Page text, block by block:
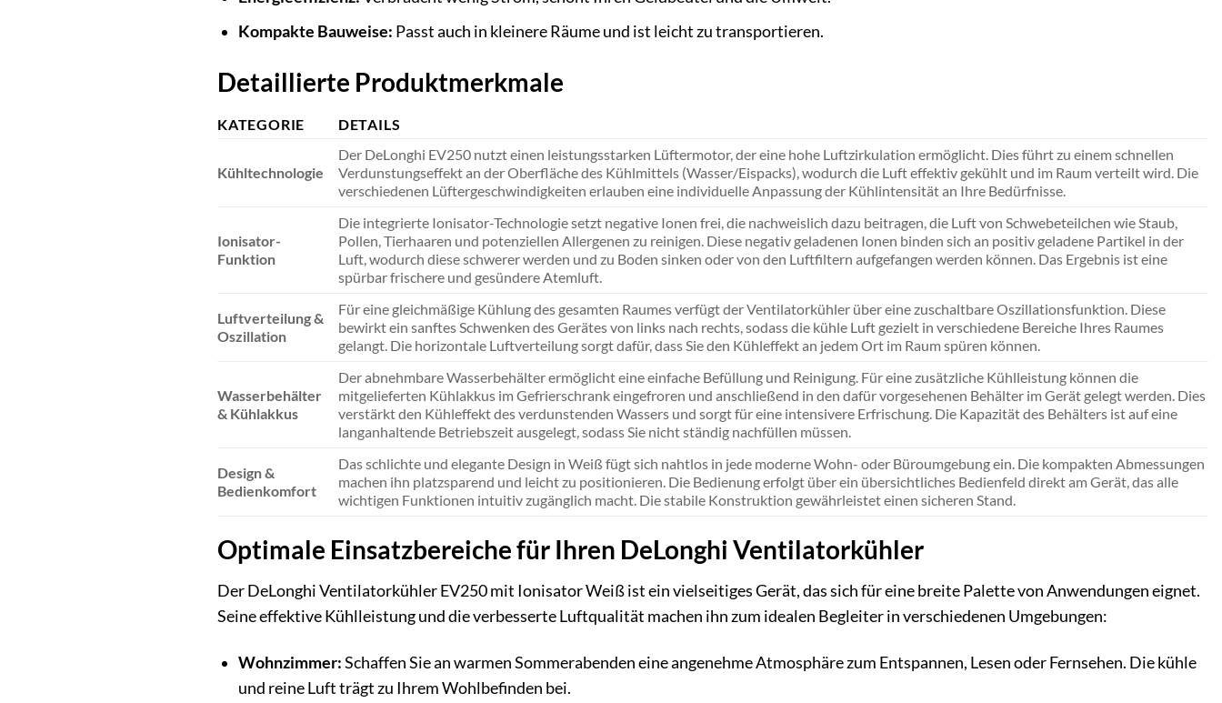
Kompakte Bauweise: Passt auch in kleinere Räume und ist leicht zu transportieren.
Detaillierte Produktmerkmale
KATEGORIE DETAILS
Kühltechnologie
Der DeLonghi EV250 nutzt einen leistungsstarken Lüftermotor, der eine hohe Luftzirkulation ermöglicht. Dies führt zu einem schnellen
Verdunstungseffekt an der Oberfläche des Kühlmittels (Wasser/Eispacks), wodurch die Luft effektiv gekühlt und im Raum verteilt wird. Die
verschiedenen Lüftergeschwindigkeiten erlauben eine individuelle Anpassung der Kühlintensität an Ihre Bedürfnisse.
Ionisator-
Funktion
Die integrierte Ionisator-Technologie setzt negative Ionen frei, die nachweislich dazu beitragen, die Luft von Schwebeteilchen wie Staub,
Pollen, Tierhaaren und potenziellen Allergenen zu reinigen. Diese negativ geladenen Ionen binden sich an positiv geladene Partikel in der
Luft, wodurch diese schwerer werden und zu Boden sinken oder von den Luftfiltern aufgefangen werden können. Das Ergebnis ist eine
spürbar frischere und gesündere Atemluft.
Luftverteilung &
Oszillation
Für eine gleichmäßige Kühlung des gesamten Raumes verfügt der Ventilatorkühler über eine zuschaltbare Oszillationsfunktion. Diese
bewirkt ein sanftes Schwenken des Gerätes von links nach rechts, sodass die kühle Luft gezielt in verschiedene Bereiche Ihres Raumes
gelangt. Die horizontale Luftverteilung sorgt dafür, dass Sie den Kühleffekt an jedem Ort im Raum spüren können.
Wasserbehälter
& Kühlakkus
Der abnehmbare Wasserbehälter ermöglicht eine einfache Befüllung und Reinigung. Für eine zusätzliche Kühlleistung können die
mitgelieferten Kühlakkus im Gefrierschrank eingefroren und anschließend in den dafür vorgesehenen Behälter im Gerät gelegt werden. Dies
verstärkt den Kühleffekt des verdunstenden Wassers und sorgt für eine intensivere Erfrischung. Die Kapazität des Behälters ist auf eine
langanhaltende Betriebszeit ausgelegt, sodass Sie nicht ständig nachfüllen müssen.
Design &
Bedienkomfort
Das schlichte und elegante Design in Weiß fügt sich nahtlos in jede moderne Wohn- oder Büroumgebung ein. Die kompakten Abmessungen
machen ihn platzsparend und leicht zu positionieren. Die Bedienung erfolgt über ein übersichtliches Bedienfeld direkt am Gerät, das alle
wichtigen Funktionen intuitiv zugänglich macht. Die stabile Konstruktion gewährleistet einen sicheren Stand.
Optimale Einsatzbereiche für Ihren DeLonghi Ventilatorkühler
Der DeLonghi Ventilatorkühler EV250 mit Ionisator Weiß ist ein vielseitiges Gerät, das sich für eine breite Palette von Anwendungen eignet.
Seine effektive Kühlleistung und die verbesserte Luftqualität machen ihn zum idealen Begleiter in verschiedenen Umgebungen:
Wohnzimmer:Schaffen Sie an warmen Sommerabenden eine angenehme Atmosphäre zum Entspannen, Lesen oder Fernsehen. Die kühle
und reine Luft trägt zu Ihrem Wohlbefinden bei.